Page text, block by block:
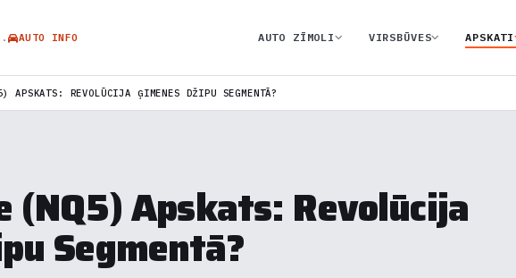
AUTO INFO AUTO ZĪMOLI VIRSBŪVES APSKATI
APSKATS: REVOLŪCIJA ĢIMENES DŽIPU SEGMENTĀ?
(NQ5) Apskats: Revolūcija
Segmentā?